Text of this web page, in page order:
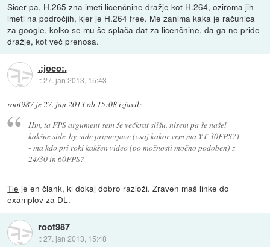
Sicer pa, H.265 zna imeti licenčnine dražje kot H.264, oziroma jih
imeti na področjih, kjer je H.264 free. Me zanima kaka je računica
za google, kolko se mu še splača dat za licenčnine, da ga ne pride
dražje, kot več prenosa.
.:joco:.
::27. jan 2013, 15:43
root987 je27. jan 2013 ob 15:08izjavil:
Hm, ta FPS argument sem že večkrat slišu, nisem pa še našel
kakšne side-by-side primerjave (vsaj kakor vem ma YT 30FPS?)
- ma kdo pri roki kakšen video (po možnosti močno podoben) z
24/30 in 60FPS?
Tle je en člank, ki dokaj dobro razloži. Zraven maš linke do
examplov za DL.
root987
::27. jan 2013, 15:48